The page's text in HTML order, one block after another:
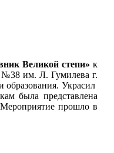
Великой степи» к
№38 им. Л. Гумилева г.
образования. Украсил
была представлена
прошло в